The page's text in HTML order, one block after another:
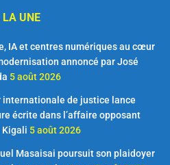
LA UNE
IA et centres numériques au cœur
annoncé par José
5 août 2026
internationale de justice lance
écrite dans l’affaire opposant
Kigali 5 août 2026
Masaisai poursuit son plaidoyer